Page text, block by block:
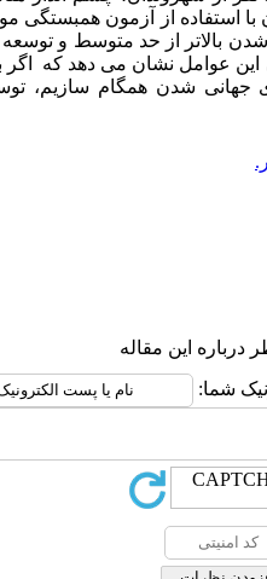
استفاده از آزمون همبستگی
شدن بالاتر از حد متوسط و
عوامل نشان می دهد که اگر
جهانی شدن همگام سازیم،
درباره این مقاله
شما: